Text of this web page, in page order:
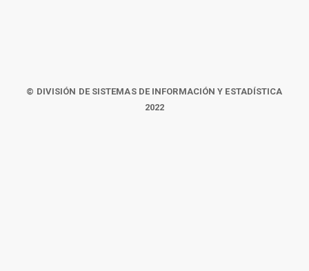
© DIVISIÓN DE SISTEMAS DE INFORMACIÓN Y ESTADÍSTICA
2022